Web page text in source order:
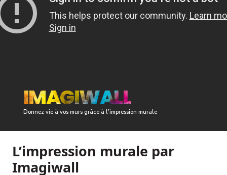
IMAGIWALL
Donnez vie à vos murs grâce à l'impression murale
L’impression murale par
Imagiwall